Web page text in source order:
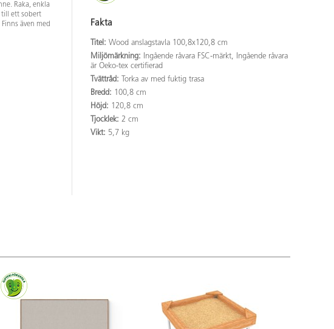
Raka, enkla
till ett sobert
även med
Fakta
Titel:Wood anslagstavla 100,8x120,8 cm
Miljömärkning:
Ingående råvara FSC-märkt, Ingående råvara
är Oeko-tex certifierad
Tvättråd:
Torka av med fuktig trasa
Bredd: 100,8 cm
Höjd: 120,8 cm
Tjocklek:2 cm
Vikt: 5,7 kg